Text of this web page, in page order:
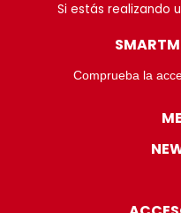
Si estás realizando
Comprueba la